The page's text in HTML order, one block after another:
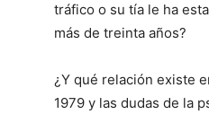
tráfico o su tía le ha
más de treinta años?
¿Y qué relación existe
1979 y las dudas de la